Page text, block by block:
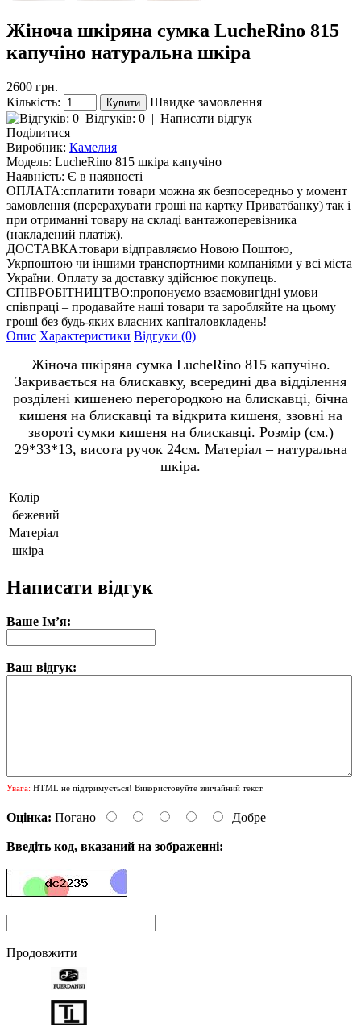
Жіноча шкіряна сумка LucheRino 815
капучіно натуральна шкіра
2600 грн.
Кількість:
Швидке замовлення
Відгуків: 0 | Написати відгук
Поділитися
Виробник: Камелия
Модель: LucheRino 815 шкіра капучіно
Наявність: Є в наявності
ОПЛАТА:сплатити товари можна як безпосередньо у момент
замовлення (перерахувати гроші на картку Приватбанку) так і
при отриманні товару на складі вантажоперевізника
(накладений платіж).
ДОСТАВКА:товари відправляємо Новою Поштою,
Укрпоштою чи іншими транспортними компаніями у всі міста
України. Оплату за доставку здійснює покупець.
СПІВРОБІТНИЦТВО:пропонуємо взаємовигідні умови
співпраці – продавайте наші товари та заробляйте на цьому
гроші без будь-яких власних капіталовкладень!
Опис Характеристики Відгуки (0)
Жіноча шкіряна сумка LucheRino 815 капучіно.
Закривається на блискавку, всередині два відділення
розділені кишенею перегородкою на блискавці, бічна
кишеня на блискавці та відкрита кишеня, ззовні на
звороті сумки кишеня на блискавці. Розмір (см.)
29*33*13, висота ручок 24см. Матеріал – натуральна
шкіра.
Колір
бежевий
Матеріал
шкіра
Написати відгук
Ваше Ім’я:
Ваш відгук:
Увага: HTML не підтримується! Використовуйте звичайний текст.
Оцінка: Погано Добре
Введіть код, вказаний на зображенні:
Продовжити